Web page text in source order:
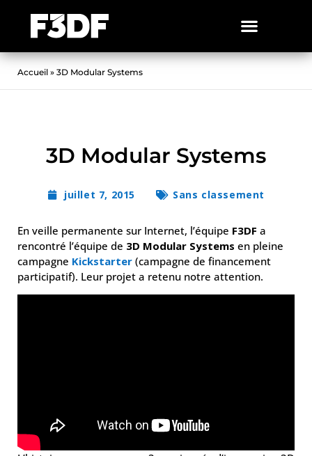
Accueil » 3D Modular Systems
3D Modular Systems
juillet 7, 2015 Sans classement
En veille permanente sur Internet, l’équipe F3DF a
rencontré l’équipe de 3D Modular Systems en pleine
campagne Kickstarter (campagne de financement
participatif). Leur projet a retenu notre attention.